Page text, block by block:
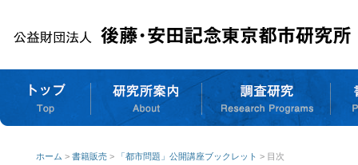
ホーム > 書籍販売 > 「都市問題」公開講座ブックレット > 目次